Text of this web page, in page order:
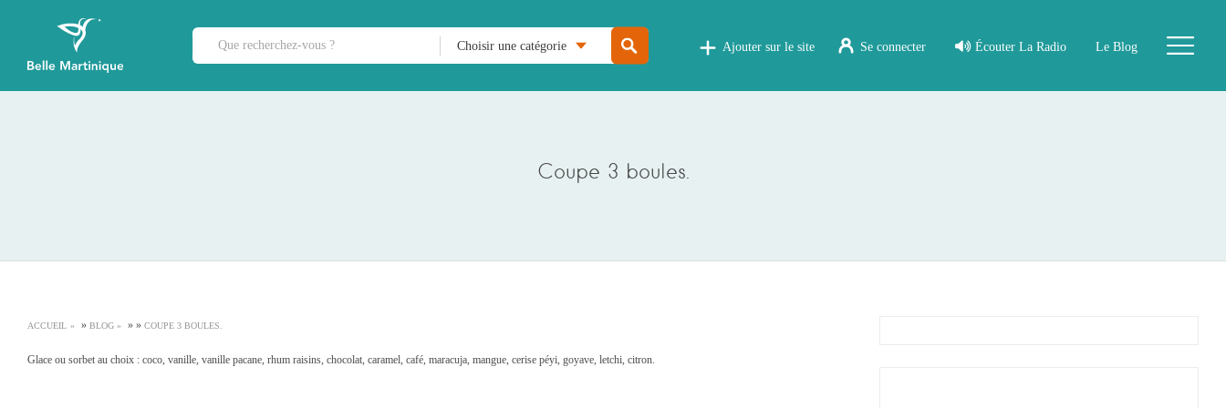
Choisir une catégorie Ajouter sur le site Se connecter Écouter La Radio Le Blog
Coupe 3 boules.
ACCUEIL » BLOG » » COUPE 3 BOULES.
Glace ou sorbet au choix : coco, vanille, vanille pacane, rhum raisins, chocolat, caramel, café, maracuja, mangue, cerise péyi, goyave, letchi, citron.